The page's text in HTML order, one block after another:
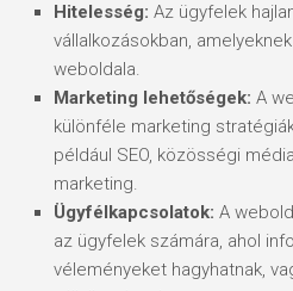
Hitelesség: Az ügyfelek
vállalkozásokban,
weboldala.
Marketing lehetőségek: A
különféle marketing
például SEO, közösségi
marketing.
Ügyfélkapcsolatok: A
az ügyfelek számára, ahol
véleményeket hagyhatnak,